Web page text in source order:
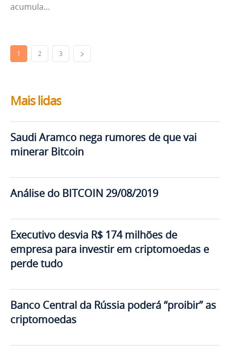
acumula...
1 2 3
Mais lidas
Saudi Aramco nega rumores de que vai
minerar Bitcoin
Análise do BITCOIN 29/08/2019
Executivo desvia R$ 174 milhões de
empresa para investir em criptomoedas e
perde tudo
Banco Central da Rússia poderá “proibir” as
criptomoedas